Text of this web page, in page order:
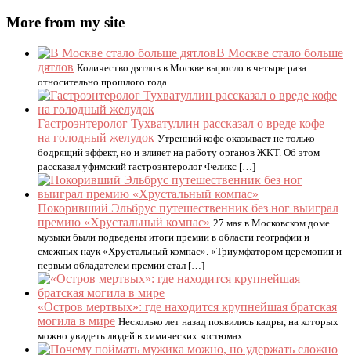
More from my site
В Москве стало больше
дятлов Количество дятлов в Москве выросло в четыре раза
относительно прошлого года.
Гастроэнтеролог Тухватуллин рассказал о вреде кофе
на голодный желудок Утренний кофе оказывает не только
бодрящий эффект, но и влияет на работу органов ЖКТ. Об этом
рассказал уфимский гастроэнтеролог Феликс […]
Покоривший Эльбрус путешественник без ног выиграл
премию «Хрустальный компас» 27 мая в Московском доме
музыки были подведены итоги премии в области географии и
смежных наук «Хрустальный компас». «Триумфатором церемонии и
первым обладателем премии стал […]
«Остров мертвых»: где находится крупнейшая братская
могила в мире Несколько лет назад появились кадры, на которых
можно увидеть людей в химических костюмах.